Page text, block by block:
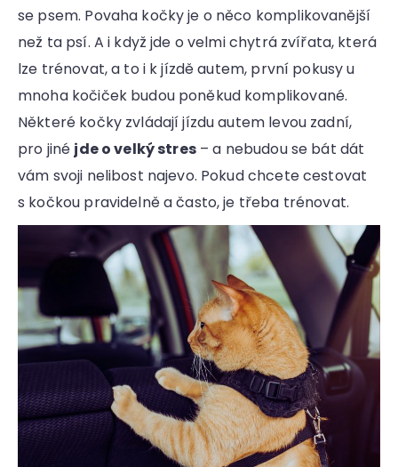
se psem. Povaha kočky je o něco komplikovanější
než ta psí. A i když jde o velmi chytrá zvířata, která
lze trénovat, a to i k jízdě autem, první pokusy u
mnoha kočiček budou poněkud komplikované.
Některé kočky zvládají jízdu autem levou zadní,
pro jiné jde o velký stres– a nebudou se bát dát
vám svoji nelibost najevo. Pokud chcete cestovat
s kočkou pravidelně a často, je třeba trénovat.